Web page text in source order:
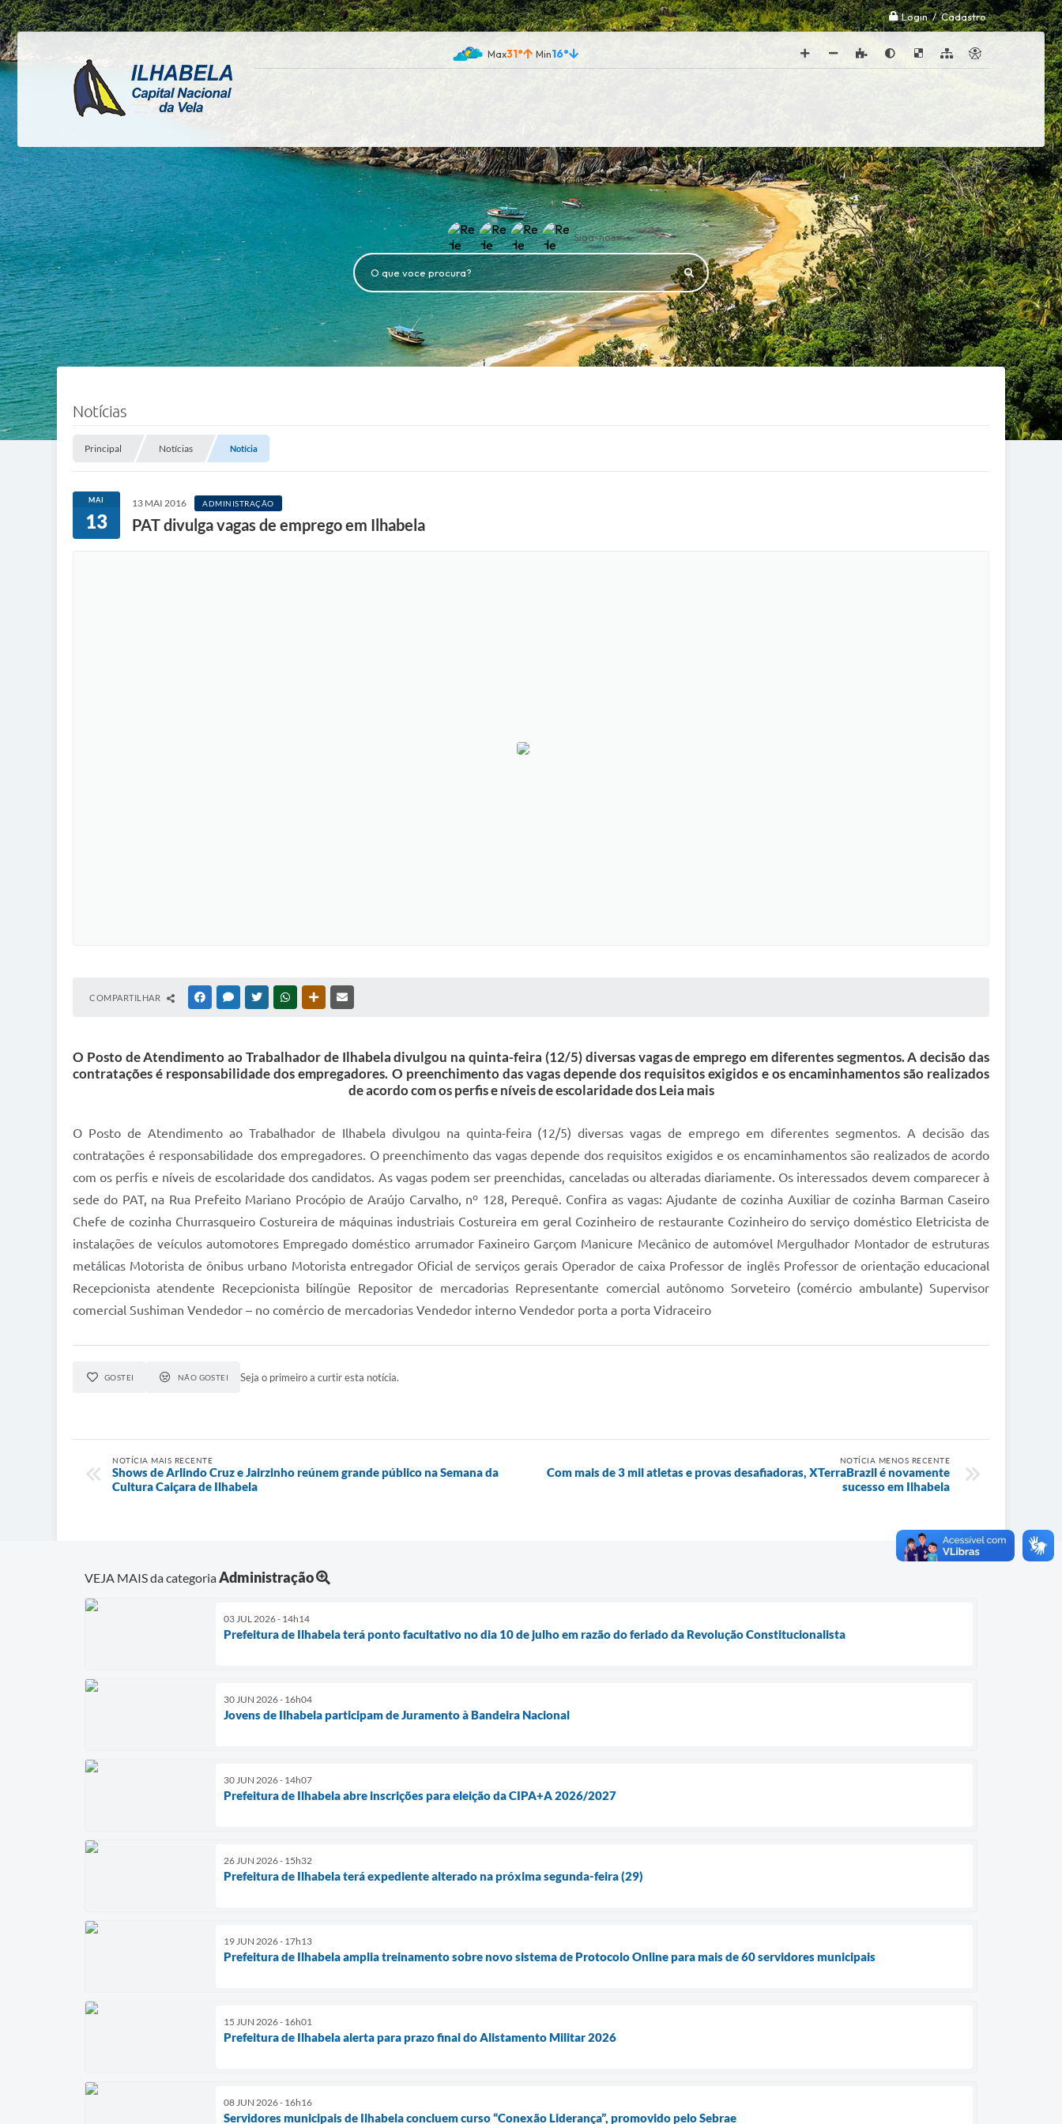
Login / Cadastro
31° 16°
Siga-nos
O que voce procura?
Notícias
Principal Notícias Notícia
MAI
13
13 MAI 2016 ADMINISTRAÇÃO
PAT divulga vagas de emprego em Ilhabela
COMPARTILHAR FACEBOOKMESSENGER
TWITTERWHATSAPPOUTRAS MÍDIAS
O Posto de Atendimento ao Trabalhador de Ilhabela divulgou na quinta-feira (12/5) diversas vagas de emprego em diferentes segmentos. A decisão das
contratações é responsabilidade dos empregadores. O preenchimento das vagas depende dos requisitos exigidos e os encaminhamentos são realizados
de acordo com os perfis e níveis de escolaridade dos Leia mais
O Posto de Atendimento ao Trabalhador de Ilhabela divulgou na quinta-feira (12/5) diversas vagas de emprego em diferentes segmentos. A decisão das
contratações é responsabilidade dos empregadores. O preenchimento das vagas depende dos requisitos exigidos e os encaminhamentos são realizados de acordo
com os perfis e níveis de escolaridade dos candidatos. As vagas podem ser preenchidas, canceladas ou alteradas diariamente. Os interessados devem comparecer à
sede do PAT, na Rua Prefeito Mariano Procópio de Araújo Carvalho, nº 128, Perequê. Confira as vagas: Ajudante de cozinha Auxiliar de cozinha Barman Caseiro
Chefe de cozinha Churrasqueiro Costureira de máquinas industriais Costureira em geral Cozinheiro de restaurante Cozinheiro do serviço doméstico Eletricista de
instalações de veículos automotores Empregado doméstico arrumador Faxineiro Garçom Manicure Mecânico de automóvel Mergulhador Montador de estruturas
metálicas Motorista de ônibus urbano Motorista entregador Oficial de serviços gerais Operador de caixa Professor de inglês Professor de orientação educacional
Recepcionista atendente Recepcionista bilíngüe Repositor de mercadorias Representante comercial autônomo Sorveteiro (comércio ambulante) Supervisor
comercial Sushiman Vendedor – no comércio de mercadorias Vendedor interno Vendedor porta a porta Vidraceiro
GOSTEI NÃO GOSTEI Seja o primeiro a curtir esta notícia.
NOTÍCIA MAIS RECENTE
Shows de Arlindo Cruz e Jairzinho reúnem grande público na Semana da
Cultura Caiçara de Ilhabela
NOTÍCIA MENOS RECENTE
Com mais de 3 mil atletas e provas desafiadoras, XTerraBrazil é novamente
sucesso em Ilhabela
VEJA MAIS da categoriaAdministração
03 JUL 2026 - 14h14
Prefeitura de Ilhabela terá ponto facultativo no dia 10 de julho em razão do feriado da Revolução Constitucionalista
30 JUN 2026 - 16h04
Jovens de Ilhabela participam de Juramento à Bandeira Nacional
30 JUN 2026 - 14h07
Prefeitura de Ilhabela abre inscrições para eleição da CIPA+A 2026/2027
26 JUN 2026 - 15h32
Prefeitura de Ilhabela terá expediente alterado na próxima segunda-feira (29)
19 JUN 2026 - 17h13
Prefeitura de Ilhabela amplia treinamento sobre novo sistema de Protocolo Online para mais de 60 servidores municipais
15 JUN 2026 - 16h01
Prefeitura de Ilhabela alerta para prazo final do Alistamento Militar 2026
08 JUN 2026 - 16h16
Servidores municipais de Ilhabela concluem curso “Conexão Liderança”, promovido pelo Sebrae